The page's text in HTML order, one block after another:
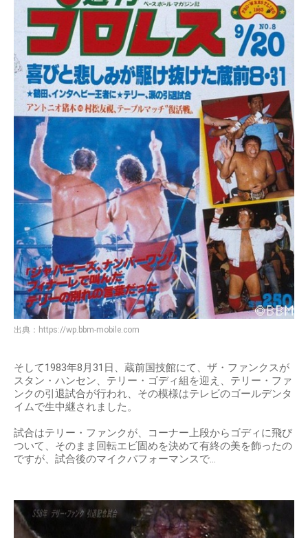
出典： https://wp.bbm-mobile.com
そして1983年8月31日、蔵前国技館にて、ザ・ファンクスが
スタン・ハンセン、テリー・ゴディ組を迎え、テリー・ファ
ンクの引退試合が行われ、その模様はテレビのゴールデンタ
イムで生中継されました。
試合はテリー・ファンクが、コーナー上段からゴディに飛び
ついて、そのまま回転エビ固めを決めて有終の美を飾ったの
ですが、試合後のマイクパフォーマンスで…